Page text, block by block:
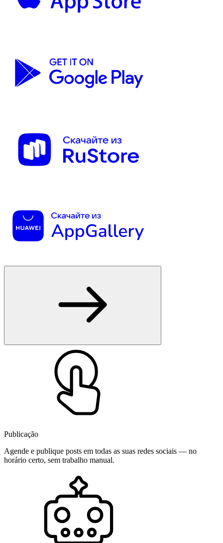
Publicação
Agende e publique posts em todas as suas redes sociais — no
horário certo, sem trabalho manual.